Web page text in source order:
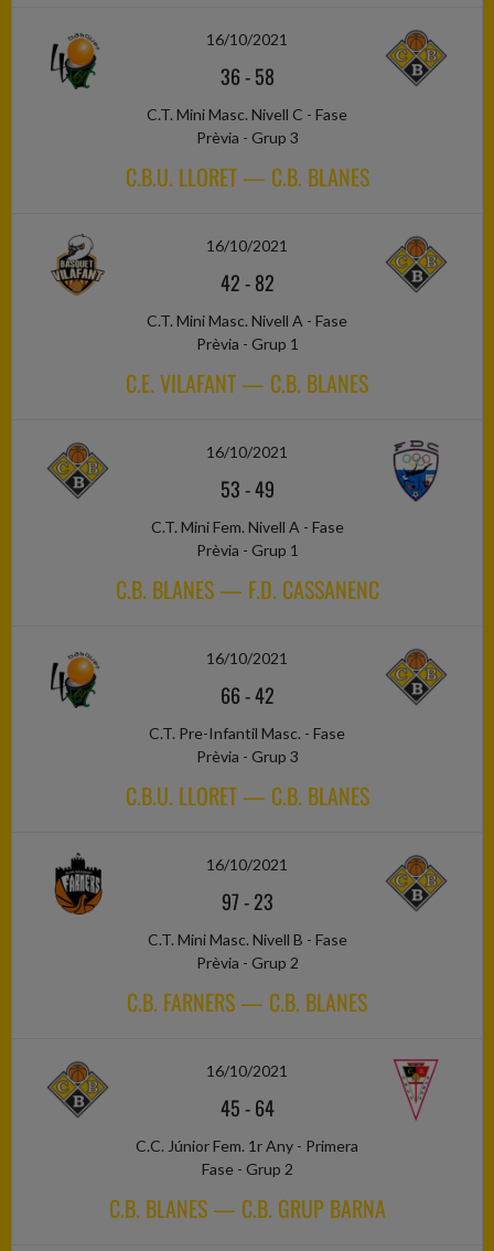
16/10/2021
36-58
C.T. Mini Masc. Nivell C - Fase
Prèvia - Grup 3
C.B.U. LLORET — C.B. BLANES
16/10/2021
42-82
C.T. Mini Masc. Nivell A - Fase
Prèvia - Grup 1
C.E. VILAFANT — C.B. BLANES
16/10/2021
53-49
C.T. Mini Fem. Nivell A - Fase
Prèvia - Grup 1
C.B. BLANES — F.D. CASSANENC
16/10/2021
66-42
C.T. Pre-Infantil Masc. - Fase
Prèvia - Grup 3
C.B.U. LLORET — C.B. BLANES
16/10/2021
97-23
C.T. Mini Masc. Nivell B - Fase
Prèvia - Grup 2
C.B. FARNERS — C.B. BLANES
16/10/2021
45-64
C.C. Júnior Fem. 1r Any - Primera
Fase - Grup 2
C.B. BLANES — C.B. GRUP BARNA